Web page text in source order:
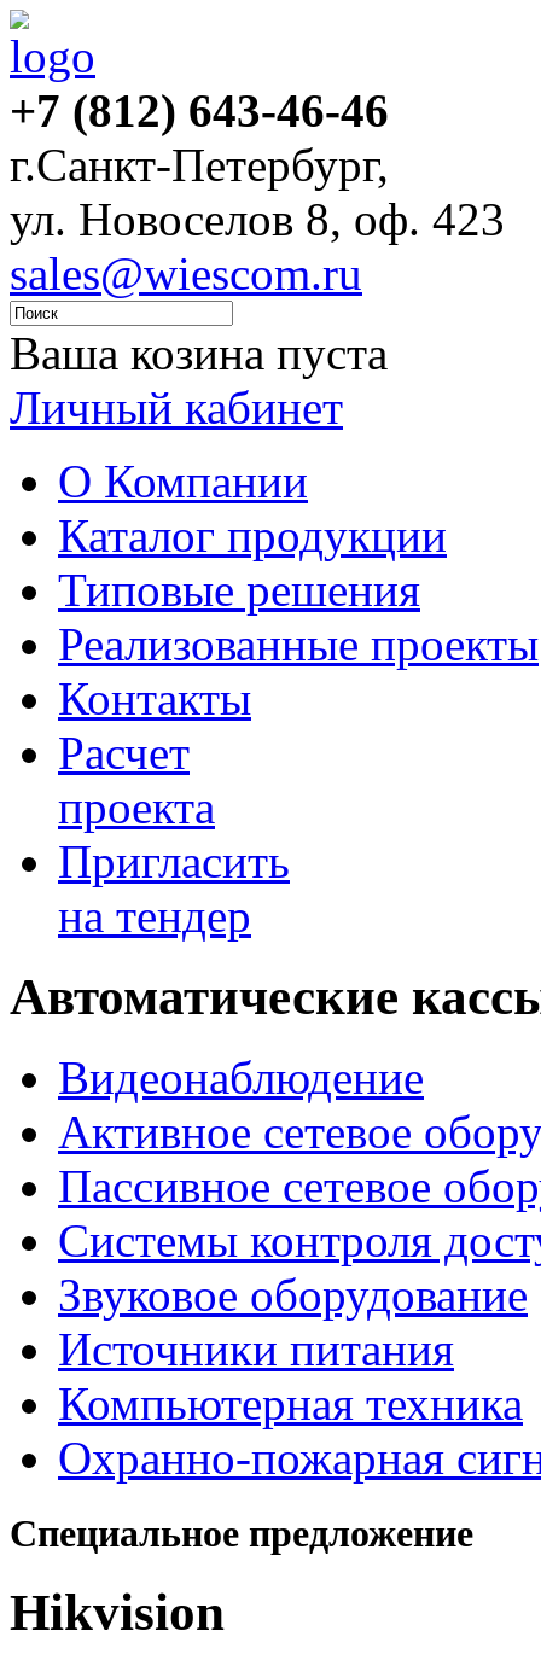
+7 (812) 643-46-46
г.Санкт-Петербург,
ул. Новоселов 8, оф. 423
sales@wiescom.ru
Ваша козина пуста
Личный кабинет
О Компании
Каталог продукции
Типовые решения
Реализованные проекты
Контакты
Расчет
проекта
Пригласить
на тендер
Автоматические
Видеонаблюдение
Активное сетевое
Пассивное сетевое
Системы контроля
Звуковое оборудование
Источники питания
Компьютерная техника
Охранно-пожарная
Специальное предложение
Hikvision